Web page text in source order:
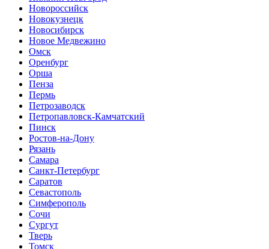
Новороссийск
Новокузнецк
Новосибирск
Новое Медвежино
Омск
Оренбург
Орша
Пенза
Пермь
Петрозаводск
Петропавловск-Камчатский
Пинск
Ростов-на-Дону
Рязань
Самара
Санкт-Петербург
Саратов
Севастополь
Симферополь
Сочи
Сургут
Тверь
Томск